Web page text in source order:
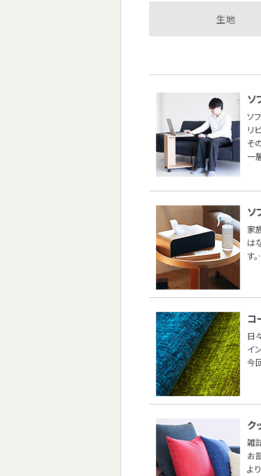
生地
ソ
ソ
リ
そ
一
ソ
家
は
す
コ
日
イ
今
ク
雑
お
よ